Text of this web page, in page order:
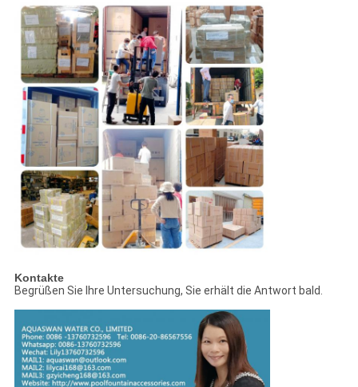
Kontakte
Begrüßen Sie Ihre Untersuchung, Sie erhält die Antwort bald.